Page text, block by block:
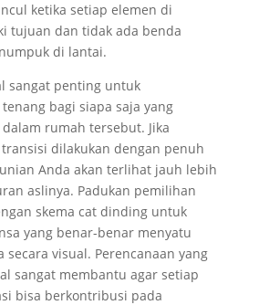
ketika setiap elemen di
tujuan dan tidak ada benda
di lantai.
sangat penting untuk
bagi siapa saja yang
rumah tersebut. Jika
dilakukan dengan penuh
Anda akan terlihat jauh lebih
aslinya. Padukan pemilihan
skema cat dinding untuk
yang benar-benar menyatu
secara visual. Perencanaan yang
sangat membantu agar setiap
bisa berkontribusi pada